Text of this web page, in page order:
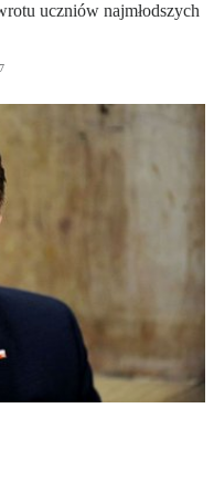
uczniów najmłodszych